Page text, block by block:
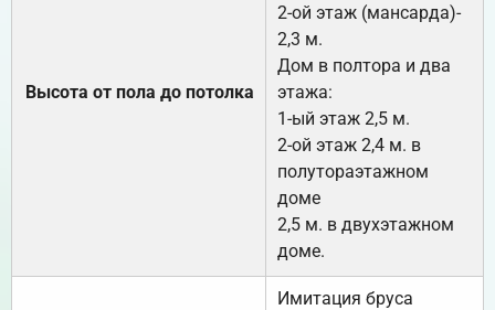
Высота от пола до потолка
2-ой этаж (мансарда)-
2,3 м.
Дом в полтора и два
этажа:
1-ый этаж 2,5 м.
2-ой этаж 2,4 м. в
полутораэтажном
доме
2,5 м. в двухэтажном
доме.
Имитация бруса